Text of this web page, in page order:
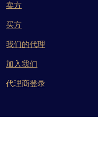
卖方
买方
我们的代理
加入我们
代理商登录